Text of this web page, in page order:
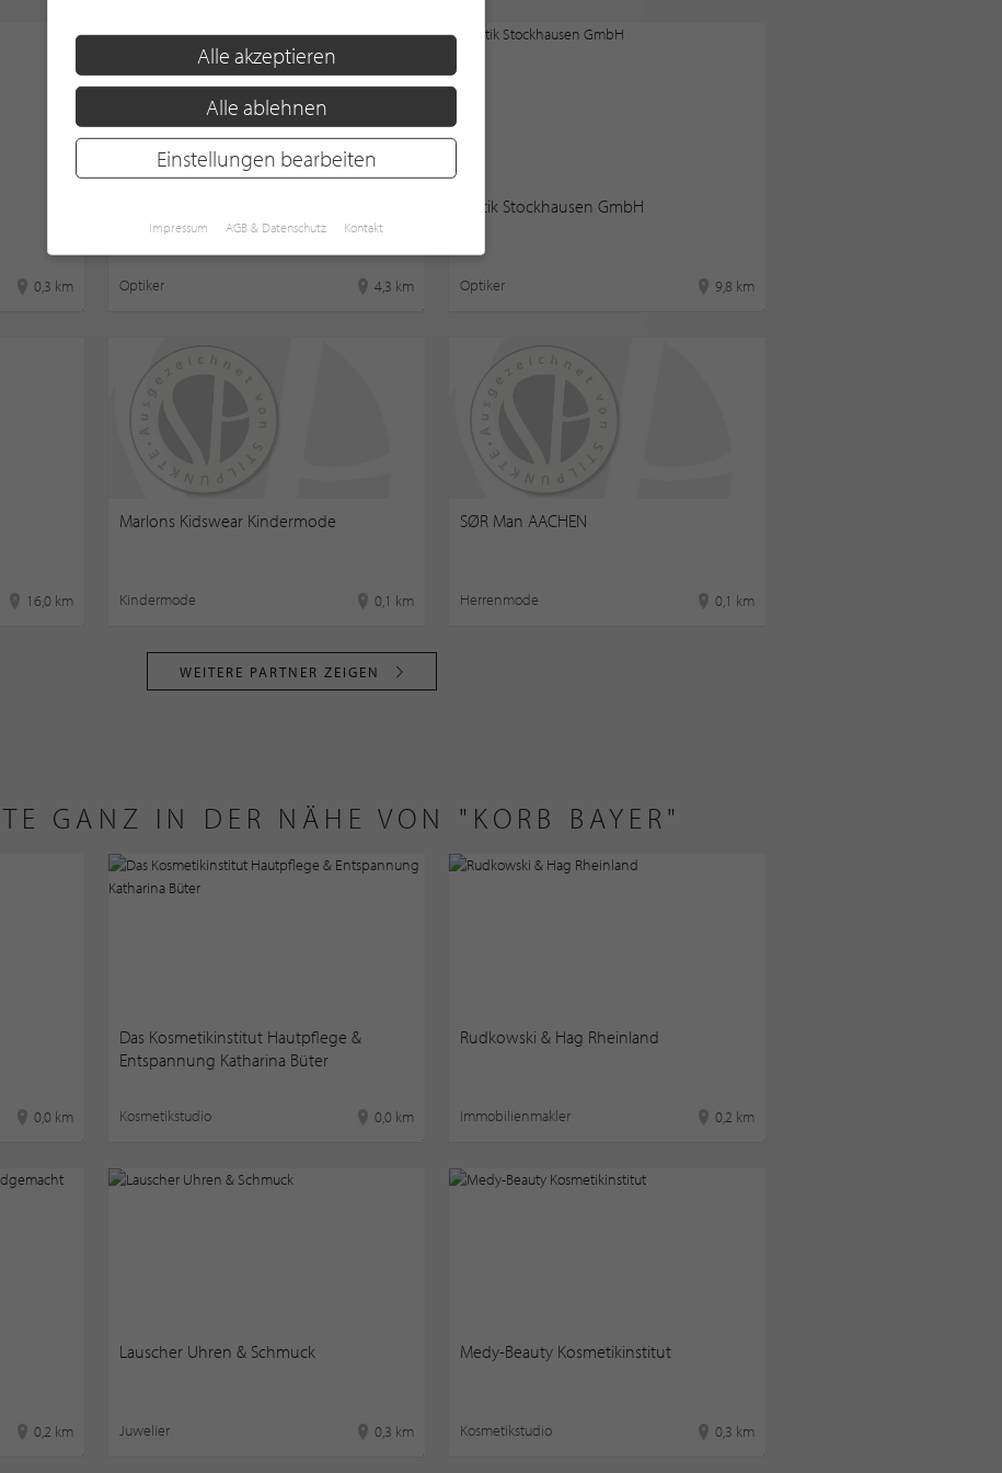
0,3 km Optiker 4,3 km
Optik Stockhausen GmbH
Optiker 9,8 km
16,0 km
Marlons Kidswear Kindermode
Kindermode 0,1 km
SØR Man AACHEN
Herrenmode 0,1 km
WEITERE PARTNER ZEIGEN
GANZ IN DER NÄHE VON "KORB BAYER"
0,0 km
Das Kosmetikinstitut Hautpflege &
Entspannung Katharina Büter
Kosmetikstudio 0,0 km
Rudkowski & Hag Rheinland
Immobilienmakler 0,2 km
0,2 km
Lauscher Uhren & Schmuck
Juwelier 0,3 km
Medy-Beauty Kosmetikinstitut
Kosmetikstudio 0,3 km
Alle akzeptieren
Alle ablehnen
Einstellungen bearbeiten
Impressum AGB & Datenschutz Kontakt